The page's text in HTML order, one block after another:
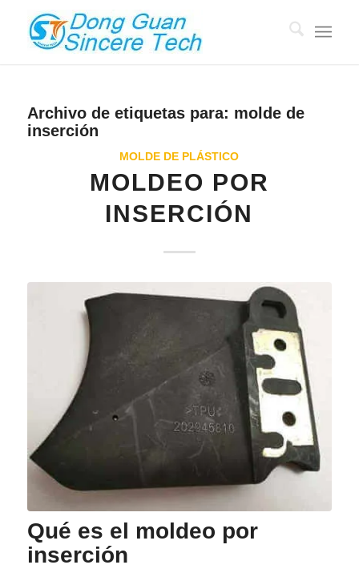
Archivo de etiquetas para: molde de
inserción
MOLDE DE PLÁSTICO
MOLDEO POR
INSERCIÓN
Qué es el moldeo por
inserción